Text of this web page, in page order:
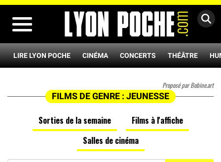
LIRE LYON POCHE CINÉMA CONCERTS THÉÂTRE
Proposé par Bobine.art
FILMS DE GENRE : JEUNESSE
Sorties de la semaine
Films à l'affiche
Salles de cinéma